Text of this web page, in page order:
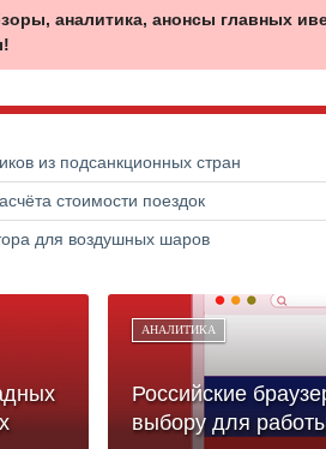
аналитика, анонсы главных
из подсанкционных стран
стоимости поездок
для воздушных шаров
АНАЛИТИКА
Российские
выбору для